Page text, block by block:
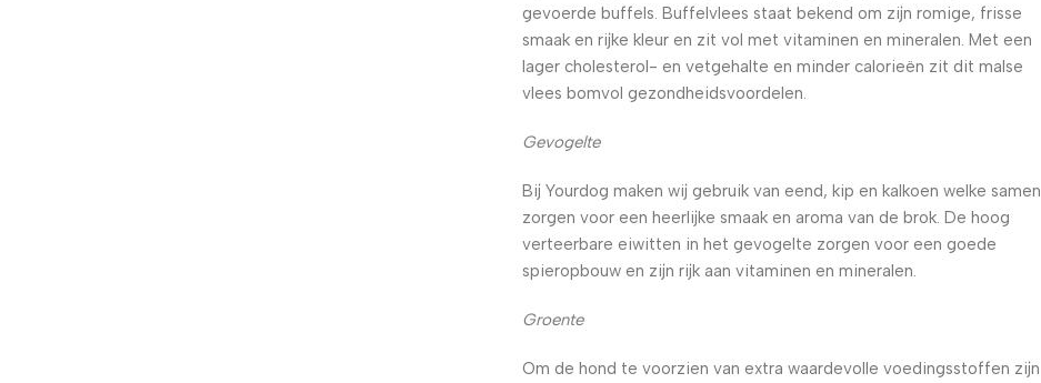
gevoerde buffels. Buffelvlees staat bekend om zijn romige, frisse
smaak en rijke kleur en zit vol met vitaminen en mineralen. Met een
lager cholesterol- en vetgehalte en minder calorieën zit dit malse
vlees bomvol gezondheidsvoordelen.
Gevogelte
Bij Yourdog maken wij gebruik van eend, kip en kalkoen welke samen
zorgen voor een heerlijke smaak en aroma van de brok. De hoog
verteerbare eiwitten in het gevogelte zorgen voor een goede
spieropbouw en zijn rijk aan vitaminen en mineralen.
Groente
Om de hond te voorzien van extra waardevolle voedingsstoffen zijn